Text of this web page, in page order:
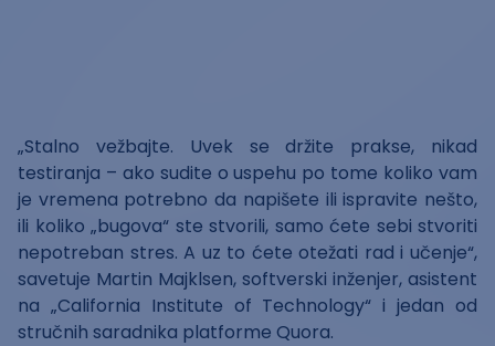
„Stalno vežbajte. Uvek se držite prakse, nikad
testiranja – ako sudite o uspehu po tome koliko vam
je vremena potrebno da napišete ili ispravite nešto,
ili koliko „bugova“ ste stvorili, samo ćete sebi stvoriti
nepotreban stres. A uz to ćete otežati rad i učenje“,
savetuje Martin Majklsen, softverski inženjer, asistent
na „California Institute of Technology“ i jedan od
stručnih saradnika platforme Quora.